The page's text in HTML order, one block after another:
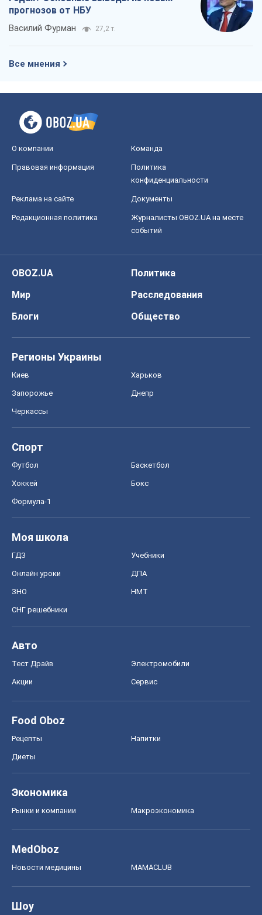
прогнозов от НБУ
Василий Фурман 27,2 т.
Все мнения
О компании Команда
Правовая информация
Политика
конфиденциальности
Реклама на сайте Документы
Редакционная политика
Журналисты OBOZ.UA на месте
событий
OBOZ.UA
Политика
Мир
Расследования
Блоги
Общество
Регионы Украины
Киев Харьков
Запорожье Днепр
Черкассы
Спорт
Футбол Баскетбол
Хоккей Бокс
Формула-1
Моя школа
ГДЗ Учебники
Онлайн уроки ДПА
ЗНО НМТ
СНГ решебники
Авто
Тест Драйв Электромобили
Акции Сервис
Food Oboz
Рецепты Напитки
Диеты
Экономика
Рынки и компании Mакроэкономика
MedOboz
Новости медицины MAMACLUB
Шоу